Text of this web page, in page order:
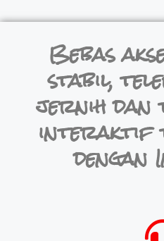
Bebas
stabil,
jernih dan
interaktif
dengan